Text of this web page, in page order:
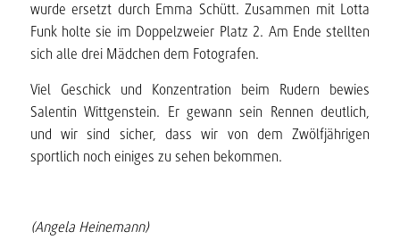
wurde ersetzt durch Emma Schütt. Zusammen mit Lotta
Funk holte sie im Doppelzweier Platz 2. Am Ende stellten
sich alle drei Mädchen dem Fotografen.
Viel Geschick und Konzentration beim Rudern bewies
Salentin Wittgenstein. Er gewann sein Rennen deutlich,
und wir sind sicher, dass wir von dem Zwölfjährigen
sportlich noch einiges zu sehen bekommen.
(Angela Heinemann)